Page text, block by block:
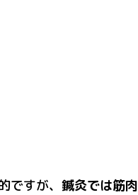
すが、 鍼灸では筋肉